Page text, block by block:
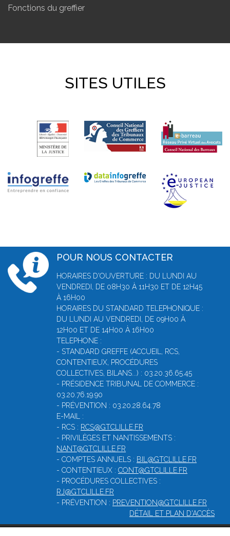
Fonctions du greffier
SITES UTILES
POUR NOUS CONTACTER
HORAIRES D'OUVERTURE : DU LUNDI AU
VENDREDI, DE 08H30 À 11H30 ET DE 12H45
À 16H00
HORAIRES DU STANDARD TELEPHONIQUE :
DU LUNDI AU VENDREDI, DE 09H00 À
12H00 ET DE 14H00 À 16H00
TELEPHONE :
- STANDARD GREFFE (ACCUEIL, RCS,
CONTENTIEUX, PROCÉDURES
COLLECTIVES, BILANS...) : 03.20.36.65.45
- PRÉSIDENCE TRIBUNAL DE COMMERCE :
03.20.76.19.90
- PRÉVENTION : 03.20.28.64.78
E-MAIL :
- RCS : RCS@GTCLILLE.FR
- PRIVILÈGES ET NANTISSEMENTS :
NANT@GTCLILLE.FR
- COMPTES ANNUELS : BIL@GTCLILLE.FR
- CONTENTIEUX : CONT@GTCLILLE.FR
- PROCÉDURES COLLECTIVES :
RJ@GTCLILLE.FR
- PRÉVENTION : PREVENTION@GTCLILLE.FR
DÉTAIL ET PLAN D'ACCÈS